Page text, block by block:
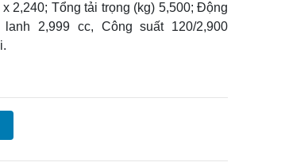
2,240; Tổng tải trọng (kg) 5,500; Động
2,999 cc, Công suất 120/2,900